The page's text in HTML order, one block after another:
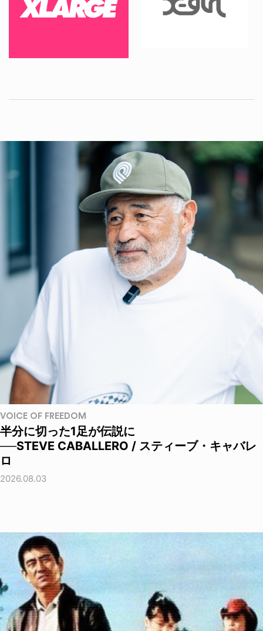
VOICE OF FREEDOM
半分に切った1足が伝説に
──STEVE CABALLERO / スティーブ・キャバレ
ロ
2026.08.03